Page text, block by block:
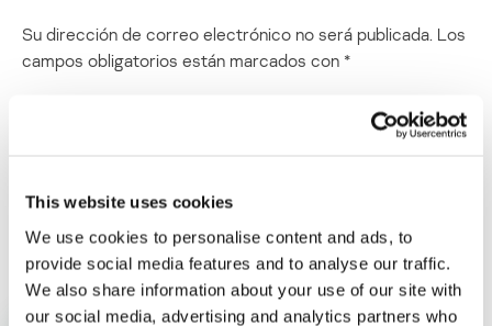
This website uses cookies
We use cookies to personalise content and ads, to
provide social media features and to analyse our traffic.
We also share information about your use of our site with
our social media, advertising and analytics partners who
Su dirección de correo electrónico no será publicada. Los
campos obligatorios están marcados con *